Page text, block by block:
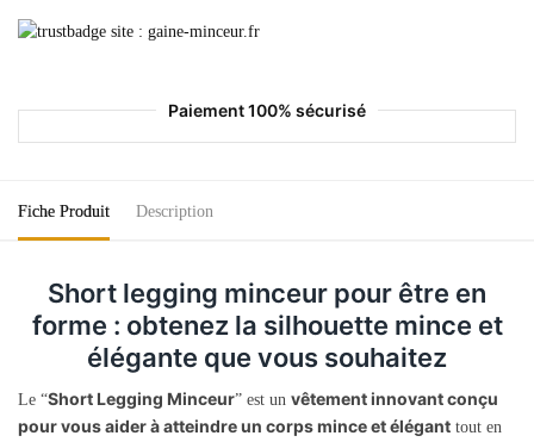
Paiement 100% sécurisé
Fiche Produit Description
Short legging minceur pour être en
forme : obtenez la silhouette mince et
élégante que vous souhaitez
Le “Short Legging Minceur” est un vêtement innovant conçu
pour vous aider à atteindre un corps mince et élégant tout en